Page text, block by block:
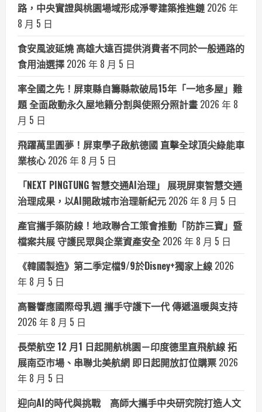
路，中央實證與桃園場域形成淨零建築推進鏈 2026 年
8 月 5 日
食安風波延燒 高雄大遠百提供消費者不同於一般通路的
食用油選擇 2026 年 8 月 5 日
率全國之先！屏東縣自籌縣款破局15年「一地多屋」難
題 全面啟動永久屋地籍分割與使照分照計畫 2026 年 8
月 5 日
飛躍萬里圓夢！屏東學子啟航德國 直擊全球頂尖綠能車
業核心 2026 年 8 月 5 日
「NEXT PINGTUNG 智慧交通AI治理」 展現屏東智慧交通
治理成果，以AI開啟城市治理新紀元 2026 年 8 月 5 日
產官攜手築防線！地政聯合工策會推動「防詐三寶」暨
檔案共展 守護民眾與企業資產安全 2026 年 8 月 5 日
《韓國製造》第二季定檔9/9於Disney+獨家上線 2026
年 8 月 5 日
高醫響應國際母乳週 攜手守護下一代 傳遞溫暖與支持
2026 年 8 月 5 日
長榮航空 12 月1 日起開航桃園－印度德里直飛航線 拓
展南亞市場、串聯北美航網 即日起開放訂位購票 2026
年 8 月 5 日
迎向AI的時代與挑戰 高師大攜手中央研究院打造人文